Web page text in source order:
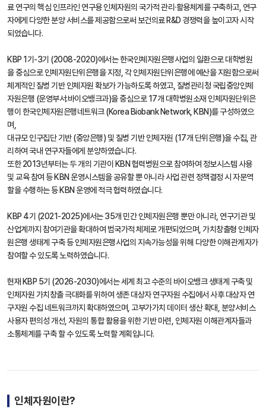
료 연구의 핵심 인프라인 연구용 인체자원의 국가적 관리·활용체계를 구축하고, 연구
자에게 다양한 분양 서비스를 제공함으로써 보건의료 R&D 경쟁력을 높이고자 시작
되었습니다.
KBP 1기-3기 (2008-2020)에서는 한국인체자원은행사업의 일환으로 대학병원
을 중심으로 인체자원단위은행을 지정, 각 인체자원단위은행에 예산을 지원함으로써
체계적인 질병 기반 인체자원 확보가 가능하도록 하였고, 질병관리청 국립중앙인체
자원은행 (운영부서:바이오뱅크과)을 중심으로 17개 대학병원소재 인체자원단위은
행이 한국인체자원은행네트워크 (Korea Biobank Network, KBN)를 구성하였으
며,
대규모 인구집단 기반 (중앙은행) 및 질병 기반 인체자원 (17개 단위은행)을 수집, 관
리하여 국내 연구자들에게 분양하였습니다.
또한 2013년부터는 두 개의 기관이 KBN 협력병원으로 참여하여 정보시스템 사용
및 교육 참여 등 KBN 운영시스템을 공유할 뿐 아니라 사업 관련 정책결정 시 자문역
할을 수행하는 등 KBN 운영에 적극 협력하였습니다.
KBP 4기 (2021-2025)에서는 35개 민간 인체자원은행 뿐만 아니라, 연구기관 및
산업계까지 참여기관을 확대하여 범국가적 체제로 개편되었으며, 가치창출형 인체자
원은행 생태계 구축 등 인체자원은행사업의 지속가능성을 위해 다양한 이해관계자가
참여할 수 있도록 노력하였습니다.
현재 KBP 5기 (2026-2030)에서는 세계 최고 수준의 바이오뱅크 생태계 구축 및
인체자원 가치창출 극대화를 위하여 생존 대상자 연구자원 수집에서 사후 대상자 연
구자원 수집 네트워크까지 확대하였으며, 고부가가치 데이터 생산 확대, 분양서비스
사용자 편의성 개선, 자원의 통합 활용을 위한 기반 마련, 인체자원 이해관계자들과
소통체계를 구축 할 수 있도록 노력할 계획입니다.
인체자원이란?